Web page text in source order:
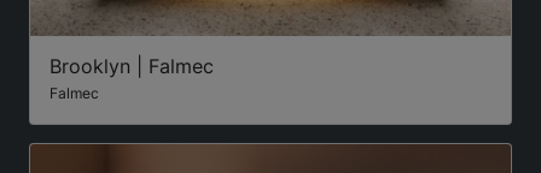
Brooklyn | Falmec
Falmec